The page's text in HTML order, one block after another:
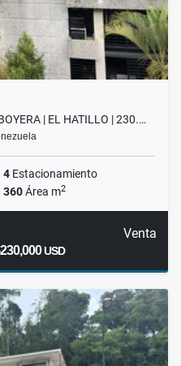
| EL HATILLO | 230.…
4 Estacionamiento
360Área m2
Venta
USD